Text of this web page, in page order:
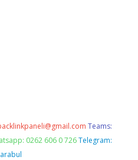
Teams:
0262 606 0 726 Telegram: